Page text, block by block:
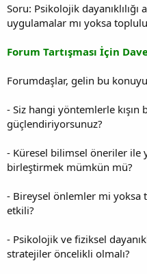
Soru: Psikolojik
uygulamalar mı yoksa
Forum Tartışması İçin
Forumdaşlar, gelin bu
- Siz hangi yöntemlerle kışın
güçlendiriyorsunuz?
- Küresel bilimsel öneriler ile
birleştirmek mümkün mü?
- Bireysel önlemler mi
etkili?
- Psikolojik ve fiziksel
stratejiler öncelikli olmalı?